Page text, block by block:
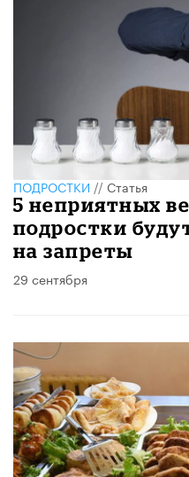
ПОДРОСТКИ //Статья
5 неприятных
подростки
на запреты
29 сентября